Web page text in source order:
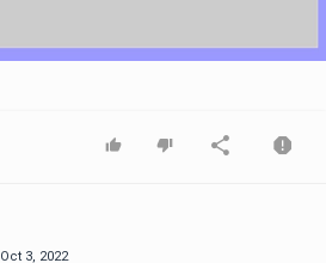
Video
Oct 3, 2022